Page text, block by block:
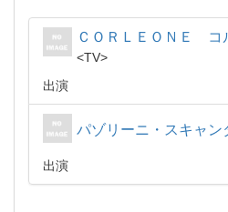
ＣＯＲＬＥＯＮＥ コ
TV
出演
パゾリーニ・スキャン
出演